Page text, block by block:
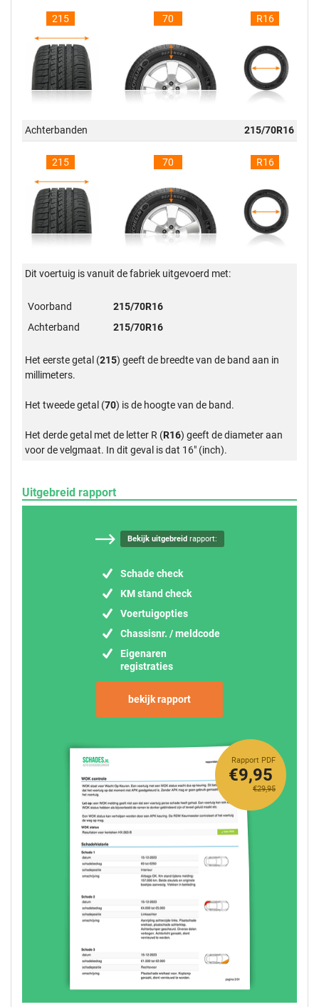
215 70 R16
Achterbanden 215/70R16
215 70 R16
Dit voertuig is vanuit de fabriek uitgevoerd met:
Voorband
215/70R16
Achterband
215/70R16
Het eerste getal (215) geeft de breedte van de band aan in
millimeters.
Het tweede getal (70) is de hoogte van de band.
Het derde getal met de letter R (R16) geeft de diameter aan
voor de velgmaat. In dit geval is dat 16" (inch).
Uitgebreid rapport
Bekijk uitgebreidrapport:
Schade check
KM stand check
Voertuigopties
Chassisnr. / meldcode
Eigenaren
registraties
bekijk rapport
Rapport PDF
€29,95
€9,95